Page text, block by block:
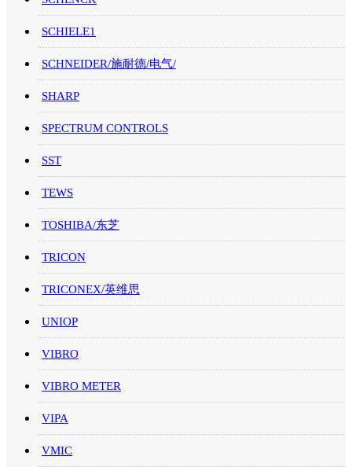
SCHIELE1
SCHNEIDER/施耐德/电气/
SHARP
SPECTRUM CONTROLS
SST
TEWS
TOSHIBA/东芝
TRICON
TRICONEX/英维思
UNIOP
VIBRO
VIBRO METER
VIPA
VMIC